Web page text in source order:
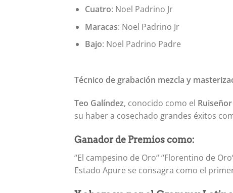
Cuatro: Noel Padrino Jr
Maracas: Noel Padrino Jr
Bajo: Noel Padrino Padre
Técnico de grabación mezcla y
Teo Galíndez, conocido como el
su haber a cosechado grandes éxitos
Ganador de Premios como:
“El campesino de Oro“ “Florentino de
Estado Apure se consagra como el